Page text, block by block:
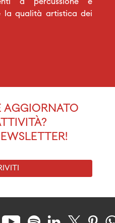
a percussione e
la qualità artistica dei
AGGIORNATO